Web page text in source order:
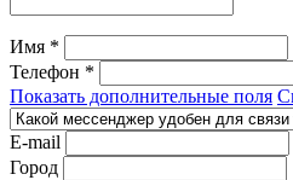
Имя *
Телефон *
Показать дополнительные поля
E-mail
Город